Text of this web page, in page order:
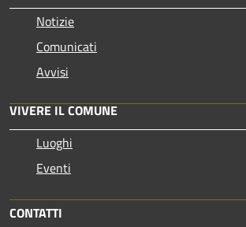
Notizie
Comunicati
Avvisi
VIVERE IL COMUNE
Luoghi
Eventi
CONTATTI